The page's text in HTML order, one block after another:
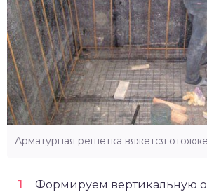
Арматурная решетка вяжется
Формируем вертикальную